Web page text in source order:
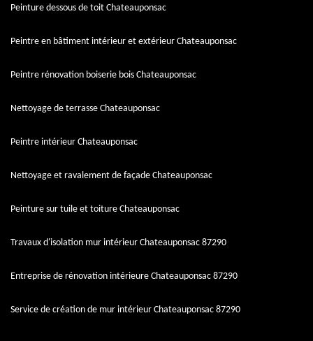
Peinture dessous de toit Chateauponsac
Peintre en bâtiment intérieur et extérieur Chateauponsac
Peintre rénovation boiserie bois Chateauponsac
Nettoyage de terrasse Chateauponsac
Peintre intérieur Chateauponsac
Nettoyage et ravalement de façade Chateauponsac
Peinture sur tuile et toiture Chateauponsac
Travaux d'isolation mur intérieur Chateauponsac 87290
Entreprise de rénovation intérieure Chateauponsac 87290
Service de création de mur intérieur Chateauponsac 87290